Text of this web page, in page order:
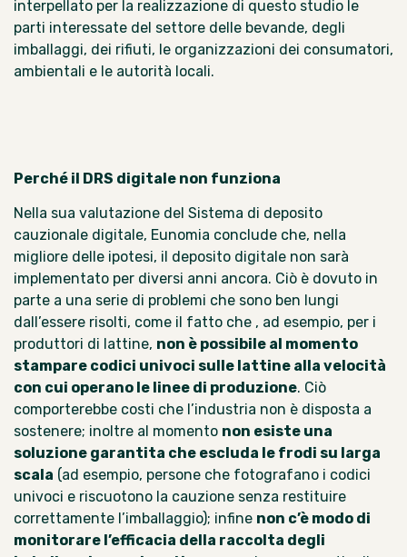
interpellato per la realizzazione di questo studio le
parti interessate del settore delle bevande, degli
imballaggi, dei rifiuti, le organizzazioni dei consumatori,
ambientali e le autorità locali.
Perché il DRS digitale non funziona
Nella sua valutazione del Sistema di deposito
cauzionale digitale, Eunomia conclude che, nella
migliore delle ipotesi, il deposito digitale non sarà
implementato per diversi anni ancora. Ciò è dovuto in
parte a una serie di problemi che sono ben lungi
dall’essere risolti, come il fatto che , ad esempio, per i
produttori di lattine, non è possibile al momento
stampare codici univoci sulle lattine alla velocità
con cui operano le linee di produzione. Ciò
comporterebbe costi che l’industria non è disposta a
sostenere; inoltre al momento non esiste una
soluzione garantita che escluda le frodi su larga
scala (ad esempio, persone che fotografano i codici
univoci e riscuotono la cauzione senza restituire
correttamente l’imballaggio); infine non c’è modo di
monitorare l’efficacia della raccolta degli